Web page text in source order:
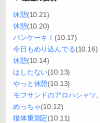
休憩(10.21)
休憩(10.20)
パンケーキ！ (10.17)
今日もめり込んでる(10.16)
休憩(10.14)
はしたない(10.13)
やっと休憩(10.13)
モフサンドのアロハシャツ。
めっちゃ(10.12)
猫体重測定(10.11)